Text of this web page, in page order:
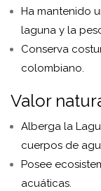
Ha mantenido
laguna y la
Conserva
colombiano.
Valor
Alberga la
cuerpos de
Posee
acuáticas.